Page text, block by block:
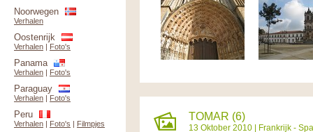
TOMAR (6)
13 Oktober 2010 | Frankrijk -
Noorwegen
Verhalen
Oostenrijk
Verhalen | Foto's
Panama
Verhalen | Foto's
Paraguay
Verhalen | Foto's
Peru
Verhalen | Foto's | Filmpjes